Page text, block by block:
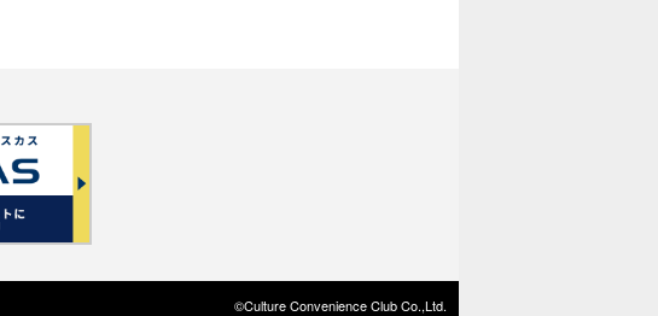
©Culture Convenience Club Co.,Ltd.